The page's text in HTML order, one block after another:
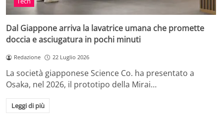
Dal Giappone arriva la lavatrice umana che promette
doccia e asciugatura in pochi minuti
Redazione 22 Luglio 2026
La società giapponese Science Co. ha presentato a
Osaka, nel 2026, il prototipo della Mirai…
Leggi di più